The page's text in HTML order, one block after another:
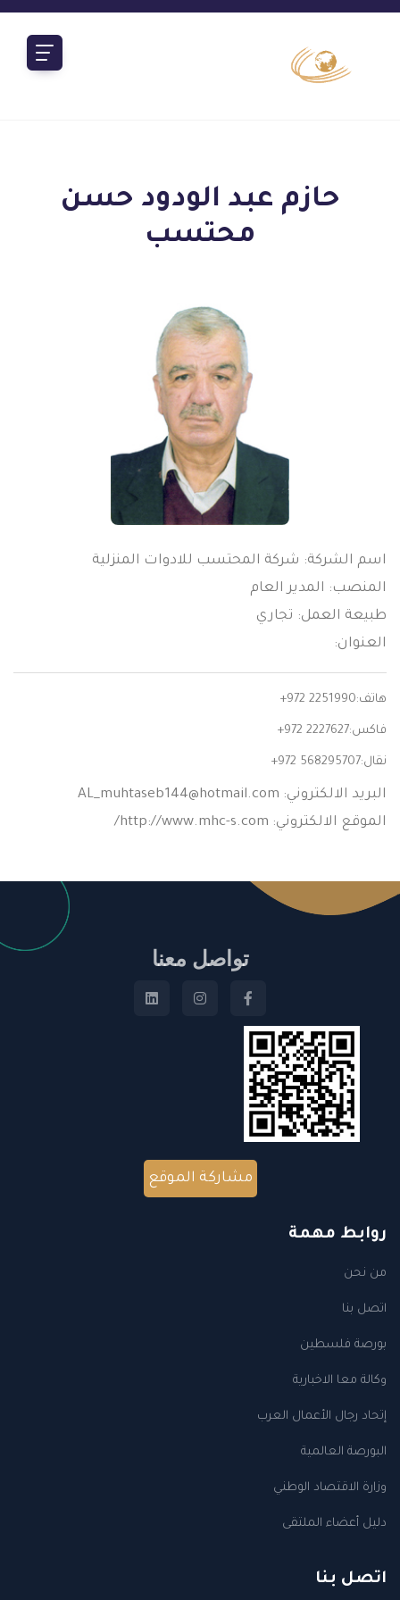
حازم عبد الودود حسن
محتسب
اسم الشركة: شركة المحتسب للادوات المنزلية
المنصب: المدير العام
طبيعة العمل: تجاري
العنوان:
هاتف:+972 2251990
فاكس:+972 2227627
نقال:+972 568295707
البريد الالكتروني: AL_muhtaseb144@hotmail.com
الموقع الالكتروني: http://www.mhc-s.com/
تواصل معنا
مشاركة الموقع
روابط مهمة
من نحن
اتصل بنا
بورصة فلسطين
وكالة معا الاخبارية
إتحاد رجال الأعمال العرب
البورصة العالمية
وزارة الاقتصاد الوطني
دليل أعضاء الملتقى
اتصل بنا